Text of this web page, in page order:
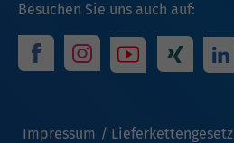
Besuchen Sie uns auch auf:
Impressum Lieferkettengesetz